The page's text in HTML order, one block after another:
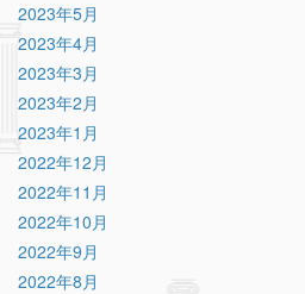
2023年5月
2023年4月
2023年3月
2023年2月
2023年1月
2022年12月
2022年11月
2022年10月
2022年9月
2022年8月